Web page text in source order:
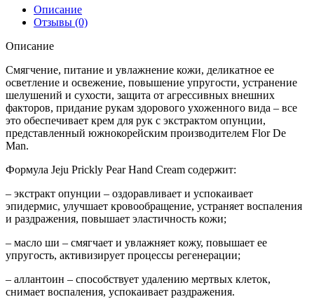
Описание
Отзывы (0)
Описание
Смягчение, питание и увлажнение кожи, деликатное ее
осветление и освежение, повышение упругости, устранение
шелушений и сухости, защита от агрессивных внешних
факторов, придание рукам здорового ухоженного вида – все
это обеспечивает крем для рук с экстрактом опунции,
представленный южнокорейским производителем Flor De
Man.
Формула Jeju Prickly Pear Hand Cream содержит:
– экстракт опунции – оздоравливает и успокаивает
эпидермис, улучшает кровообращение, устраняет воспаления
и раздражения, повышает эластичность кожи;
– масло ши – смягчает и увлажняет кожу, повышает ее
упругость, активизирует процессы регенерации;
– аллантоин – способствует удалению мертвых клеток,
снимает воспаления, успокаивает раздражения.